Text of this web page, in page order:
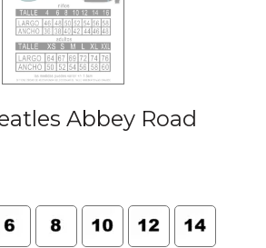
Abbey Road